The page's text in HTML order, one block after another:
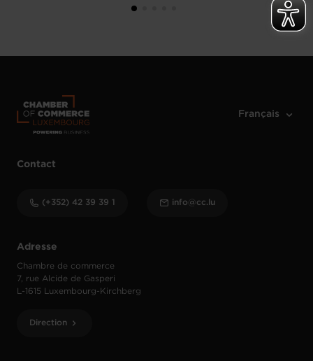
Adresse
Chambre de commerce
7, rue Alcide de Gasperi
L-1615 Luxembourg-Kirchberg
Direction
Contact
(+352) 42 39 39 1 info@cc.lu